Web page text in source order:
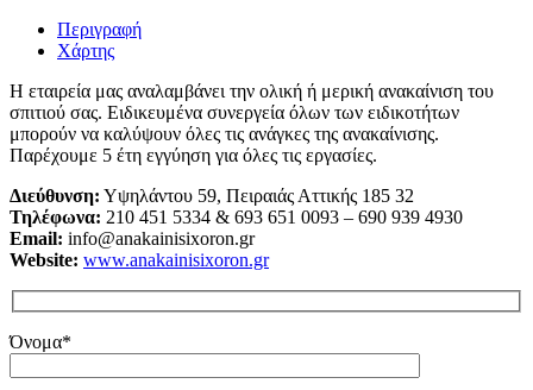
Περιγραφή
Χάρτης
Η εταιρεία μας αναλαμβάνει την ολική ή μερική ανακαίνιση του
σπιτιού σας. Ειδικευμένα συνεργεία όλων των ειδικοτήτων
μπορούν να καλύψουν όλες τις ανάγκες της ανακαίνισης.
Παρέχουμε 5 έτη εγγύηση για όλες τις εργασίες.
Διεύθυνση: Υψηλάντου 59, Πειραιάς Αττικής 185 32
Τηλέφωνα: 210 451 5334 & 693 651 0093 – 690 939 4930
Email: info@anakainisixoron.gr
Website: www.anakainisixoron.gr
Όνομα*